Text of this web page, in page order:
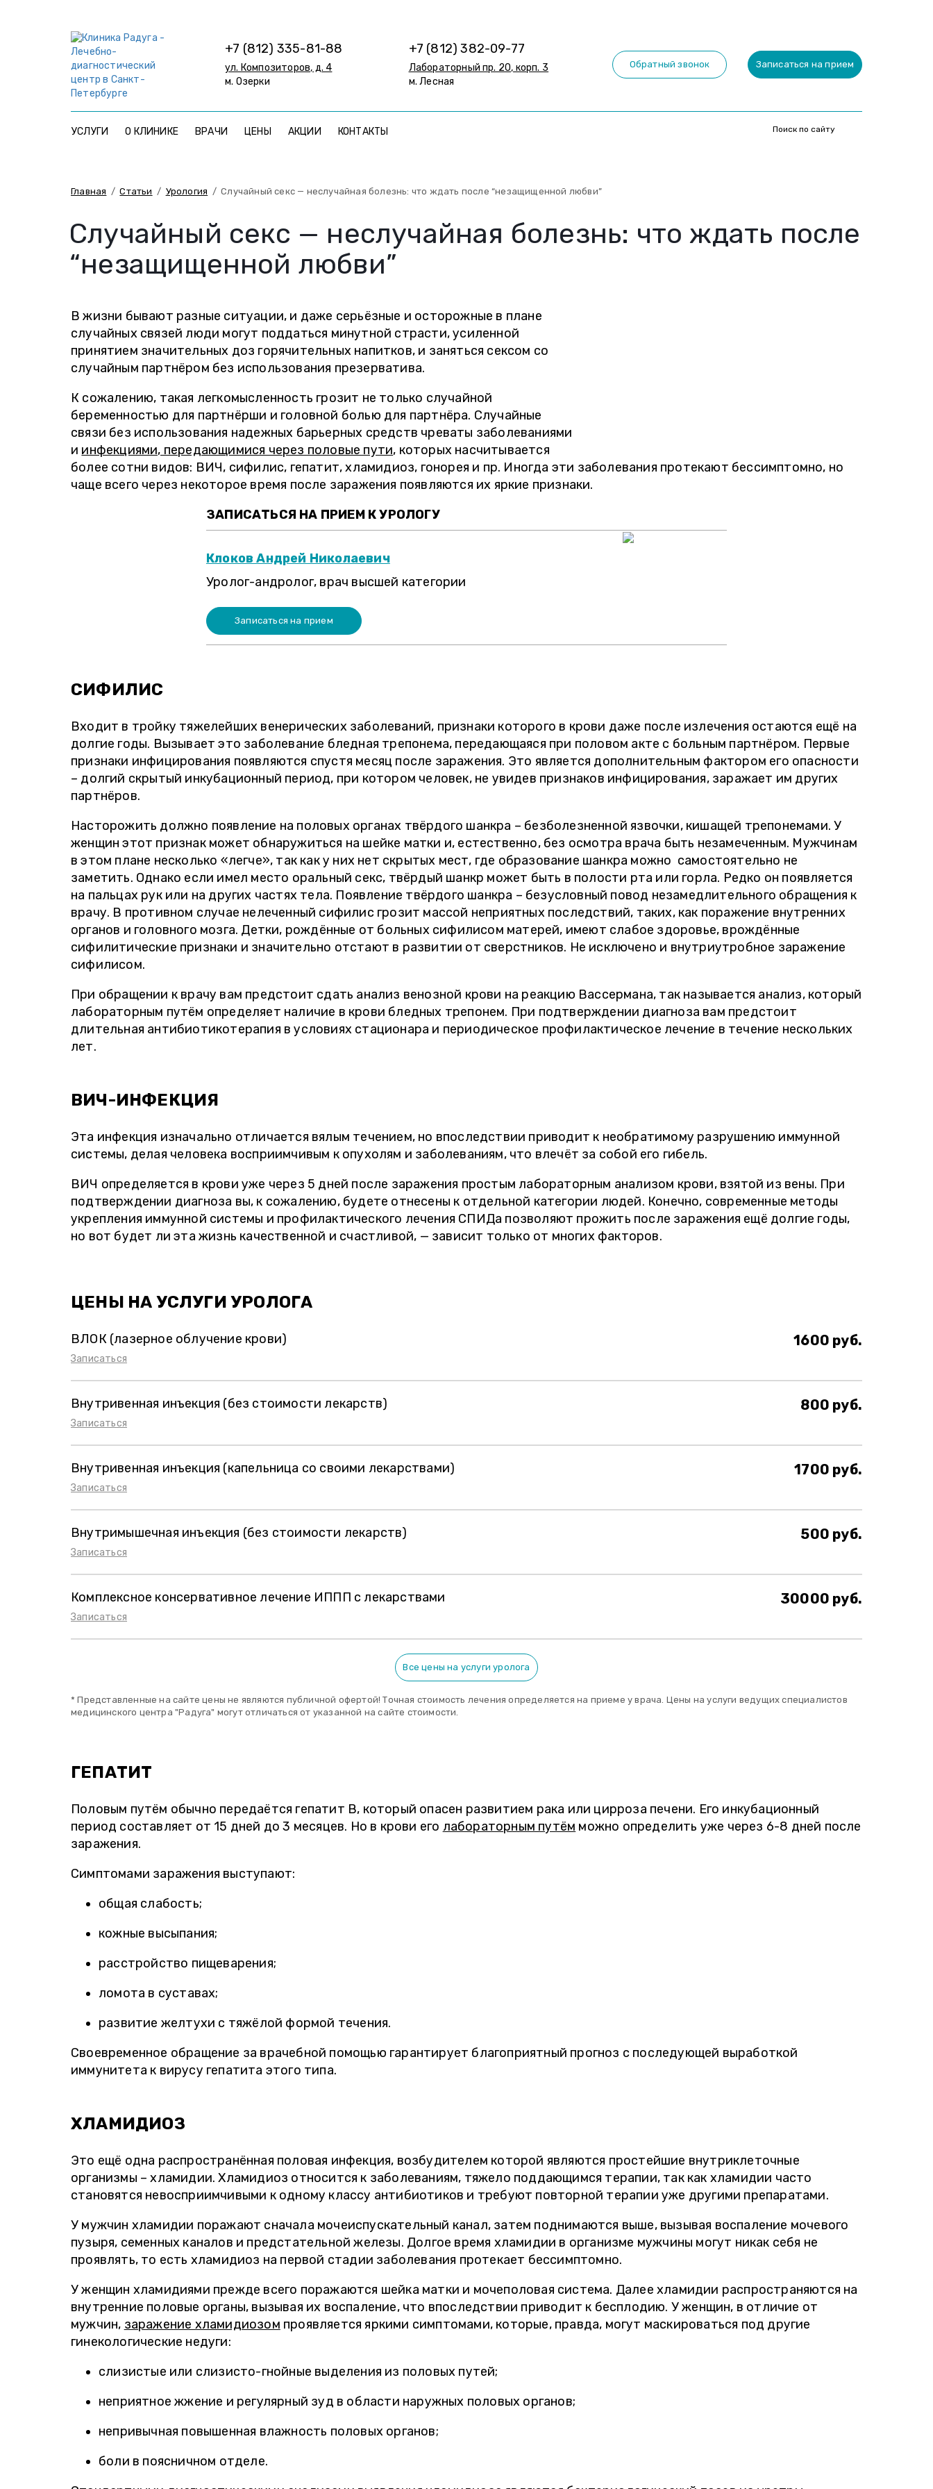
+7 (812) 335-81-88
ул. Композиторов, д. 4
м. Озерки
+7 (812) 382-09-77
Лабораторный пр. 20, корп. 3
м. Лесная
Обратный звонок Записаться на прием
УСЛУГИ О КЛИНИКЕ ВРАЧИ ЦЕНЫ АКЦИИ КОНТАКТЫ
Главная /Статьи / Урология /Случайный секс — неслучайная болезнь: что ждать после “незащищенной любви”
Случайный секс — неслучайная болезнь: что ждать после
“незащищенной любви”
В жизни бывают разные ситуации, и даже серьёзные и осторожные в плане
случайных связей люди могут поддаться минутной страсти, усиленной
принятием значительных доз горячительных напитков, и заняться сексом со
случайным партнёром без использования презерватива.
К сожалению, такая легкомысленность грозит не только случайной
беременностью для партнёрши и головной болью для партнёра. Случайные
связи без использования надежных барьерных средств чреваты заболеваниями
и инфекциями, передающимися через половые пути, которых насчитывается
более сотни видов: ВИЧ, сифилис, гепатит, хламидиоз, гонорея и пр. Иногда эти заболевания протекают бессимптомно, но
чаще всего через некоторое время после заражения появляются их яркие признаки.
ЗАПИСАТЬСЯ НА ПРИЕМ К УРОЛОГУ
Клоков Андрей Николаевич
Уролог-андролог, врач высшей категории
Записаться на прием
СИФИЛИС
Входит в тройку тяжелейших венерических заболеваний, признаки которого в крови даже после излечения остаются ещё на
долгие годы. Вызывает это заболевание бледная трепонема, передающаяся при половом акте с больным партнёром. Первые
признаки инфицирования появляются спустя месяц после заражения. Это является дополнительным фактором его опасности
– долгий скрытый инкубационный период, при котором человек, не увидев признаков инфицирования, заражает им других
партнёров.
Насторожить должно появление на половых органах твёрдого шанкра – безболезненной язвочки, кишащей трепонемами. У
женщин этот признак может обнаружиться на шейке матки и, естественно, без осмотра врача быть незамеченным. Мужчинам
в этом плане несколько «легче», так как у них нет скрытых мест, где образование шанкра можно самостоятельно не
заметить. Однако если имел место оральный секс, твёрдый шанкр может быть в полости рта или горла. Редко он появляется
на пальцах рук или на других частях тела. Появление твёрдого шанкра – безусловный повод незамедлительного обращения к
врачу. В противном случае нелеченный сифилис грозит массой неприятных последствий, таких, как поражение внутренних
органов и головного мозга. Детки, рождённые от больных сифилисом матерей, имеют слабое здоровье, врождённые
сифилитические признаки и значительно отстают в развитии от сверстников. Не исключено и внутриутробное заражение
сифилисом.
При обращении к врачу вам предстоит сдать анализ венозной крови на реакцию Вассермана, так называется анализ, который
лабораторным путём определяет наличие в крови бледных трепонем. При подтверждении диагноза вам предстоит
длительная антибиотикотерапия в условиях стационара и периодическое профилактическое лечение в течение нескольких
лет.
ВИЧ-ИНФЕКЦИЯ
Эта инфекция изначально отличается вялым течением, но впоследствии приводит к необратимому разрушению иммунной
системы, делая человека восприимчивым к опухолям и заболеваниям, что влечёт за собой его гибель.
ВИЧ определяется в крови уже через 5 дней после заражения простым лабораторным анализом крови, взятой из вены. При
подтверждении диагноза вы, к сожалению, будете отнесены к отдельной категории людей. Конечно, современные методы
укрепления иммунной системы и профилактического лечения СПИДа позволяют прожить после заражения ещё долгие годы,
но вот будет ли эта жизнь качественной и счастливой, — зависит только от многих факторов.
ЦЕНЫ НА УСЛУГИ УРОЛОГА
ВЛОК (лазерное облучение крови) 1600 руб.
Записаться
Внутривенная инъекция (без стоимости лекарств) 800 руб.
Записаться
Внутривенная инъекция (капельница со своими лекарствами) 1700 руб.
Записаться
Внутримышечная инъекция (без стоимости лекарств) 500 руб.
Записаться
Комплексное консервативное лечение ИППП с лекарствами 30000 руб.
Записаться
Все цены на услуги уролога
* Представленные на сайте цены не являются публичной офертой! Точная стоимость лечения определяется на приеме у врача. Цены на услуги ведущих специалистов
медицинского центра "Радуга" могут отличаться от указанной на сайте стоимости.
ГЕПАТИТ
Половым путём обычно передаётся гепатит В, который опасен развитием рака или цирроза печени. Его инкубационный
период составляет от 15 дней до 3 месяцев. Но в крови его лабораторным путём можно определить уже через 6-8 дней после
заражения.
Симптомами заражения выступают:
общая слабость;
кожные высыпания;
расстройство пищеварения;
ломота в суставах;
развитие желтухи с тяжёлой формой течения.
Своевременное обращение за врачебной помощью гарантирует благоприятный прогноз с последующей выработкой
иммунитета к вирусу гепатита этого типа.
ХЛАМИДИОЗ
Это ещё одна распространённая половая инфекция, возбудителем которой являются простейшие внутриклеточные
организмы – хламидии. Хламидиоз относится к заболеваниям, тяжело поддающимся терапии, так как хламидии часто
становятся невосприимчивыми к одному классу антибиотиков и требуют повторной терапии уже другими препаратами.
У мужчин хламидии поражают сначала мочеиспускательный канал, затем поднимаются выше, вызывая воспаление мочевого
пузыря, семенных каналов и предстательной железы. Долгое время хламидии в организме мужчины могут никак себя не
проявлять, то есть хламидиоз на первой стадии заболевания протекает бессимптомно.
У женщин хламидиями прежде всего поражаются шейка матки и мочеполовая система. Далее хламидии распространяются на
внутренние половые органы, вызывая их воспаление, что впоследствии приводит к бесплодию. У женщин, в отличие от
мужчин, заражение хламидиозом проявляется яркими симптомами, которые, правда, могут маскироваться под другие
гинекологические недуги:
слизистые или слизисто-гнойные выделения из половых путей;
неприятное жжение и регулярный зуд в области наружных половых органов;
непривычная повышенная влажность половых органов;
боли в поясничном отделе.